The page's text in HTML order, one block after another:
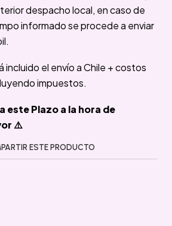
despacho local, en caso de
informado se procede a enviar
incluido el envío a Chile + costos
impuestos.
este Plazo a la hora de
⚠️
ESTE PRODUCTO